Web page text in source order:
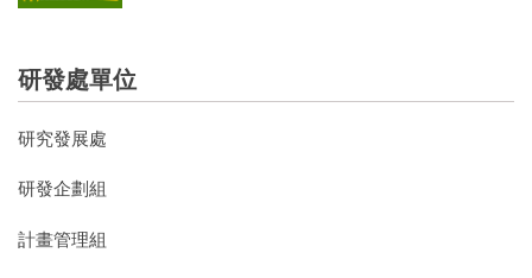
研發處單位
研究發展處
研發企劃組
計畫管理組